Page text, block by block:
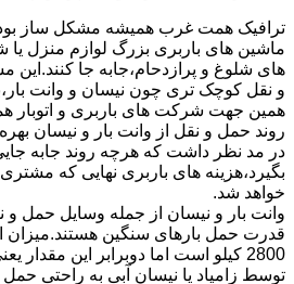
ترافیک همت غرب همیشه مشکل ساز
ماشین های باربری بزرگ لوازم منزل یا
های شلوغ و پرازدحام،جابه جا
و نقل کوچک تری چون نیسان و وانت
همین جهت شرکت های باربری و
روند حمل و نقل از وانت بار و نیسان بهره
در مد نظر داشت که هرچه روند جابه
بگیرد،هزینه های باربری نهایی که مشتری
خواهد شد.
وانت بار و نیسان از جمله وسایل حمل و
قدرت حمل بارهای سنگین هستند.میزان
توسط زامیاد یا نیسان آبی به راحتی